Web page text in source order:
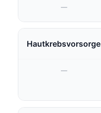
—
Hautkrebsvorsorge
—